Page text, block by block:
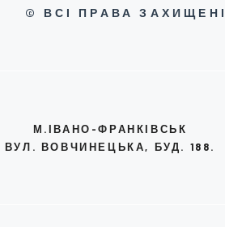
© ВСІ ПРАВА ЗАХИЩЕНІ
М.ІВАНО-ФРАНКІВСЬК
ВУЛ. ВОВЧИНЕЦЬКА, БУД. 188.